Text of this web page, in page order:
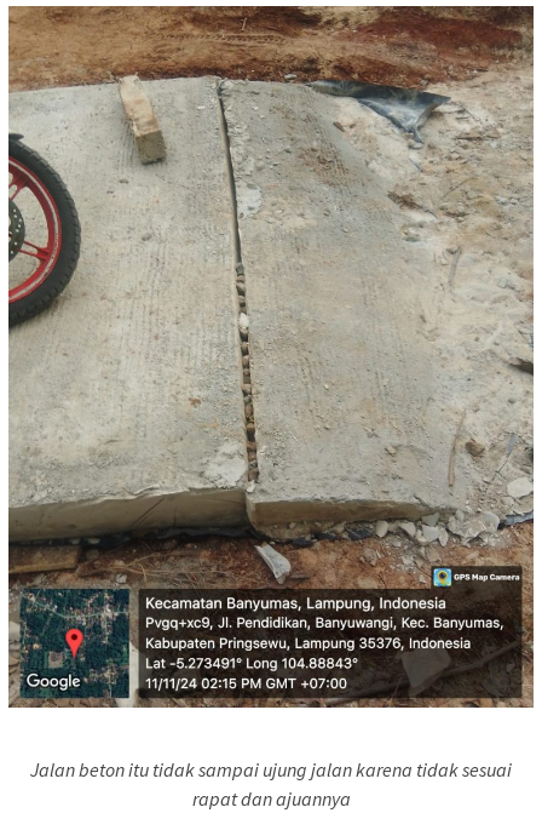
Jalan beton itu tidak sampai ujung jalan karena tidak sesuai
rapat dan ajuannya